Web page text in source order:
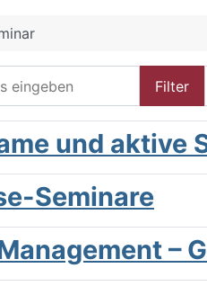
Filter
und aktive
Seminare
–